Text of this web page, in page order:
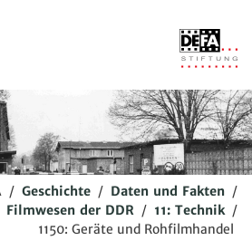
/ Geschichte / Daten und Fakten /
Filmwesen der DDR / 11: Technik /
1150: Geräte und Rohfilmhandel